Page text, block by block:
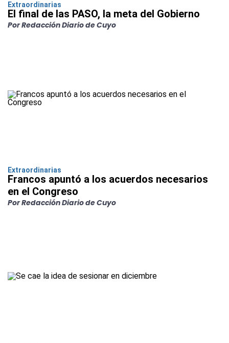
Extraordinarias
El final de las PASO, la meta del Gobierno
Por Redacción Diario de Cuyo
Extraordinarias
Francos apuntó a los acuerdos necesarios
en el Congreso
Por Redacción Diario de Cuyo